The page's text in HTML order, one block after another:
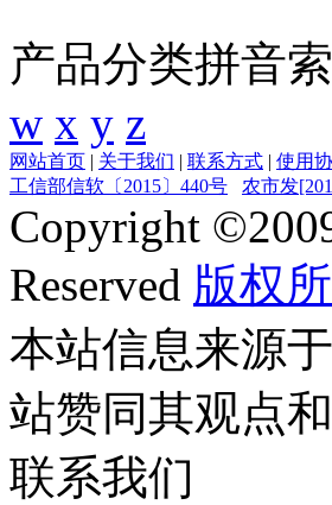
产品分类拼音
w x y z
网站首页 | 关于我们 | 联系方式 | 使用
工信部信软〔2015〕440号
农市发
Copyright ©
Reserved 版权
本站信息来源
站赞同其观点
联系我们